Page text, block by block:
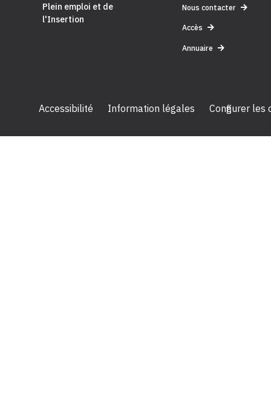
Plein emploi et de
l'Insertion
Nous contacter
Accès
Annuaire
Accessibilité Information légales Configurer les